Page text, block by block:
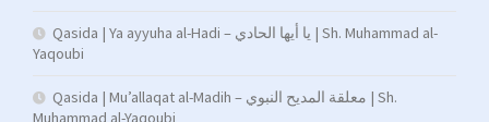
Qasida | Ya ayyuha al-Hadi – يا أيها الحادي | Sh. Muhammad al-
Yaqoubi
Qasida | Mu’allaqat al-Madih – معلقة المديح النبوي | Sh.
Muhammad al-Yaqoubi